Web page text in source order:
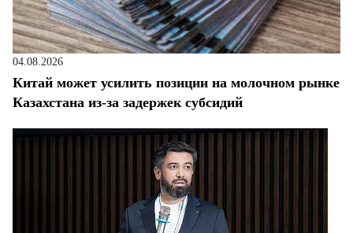
04.08.2026
Китай может усилить позиции на молочном рынке
Казахстана из-за задержек субсидий